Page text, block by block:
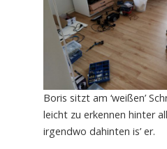
Boris sitzt am ‘weißen’
leicht zu erkennen hinter
irgendwo dahinten is’ er.